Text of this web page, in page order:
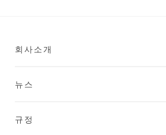
회사소개
뉴스
규정